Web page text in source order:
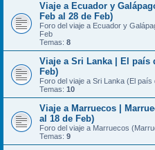
Viaje a Ecuador y
Feb al 28 de Feb)
Foro del viaje a Ecuador y
Feb
Temas: 8
Viaje a Sri Lanka | El país
Feb)
Foro del viaje a Sri Lanka (El
Temas: 10
Viaje a Marruecos |
al 18 de Feb)
Foro del viaje a Marruecos
Temas: 9